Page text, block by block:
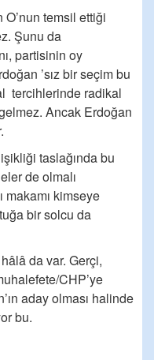
O’nun temsil ettiği
Şunu da
partisinin oy
’sız bir seçim bu
tercihlerinde radikal
Ancak Erdoğan
taslağında bu
de olmalı
makamı kimseye
bir solcu da
da var. Gerçi,
CHP’ye
aday olması halinde
bu.